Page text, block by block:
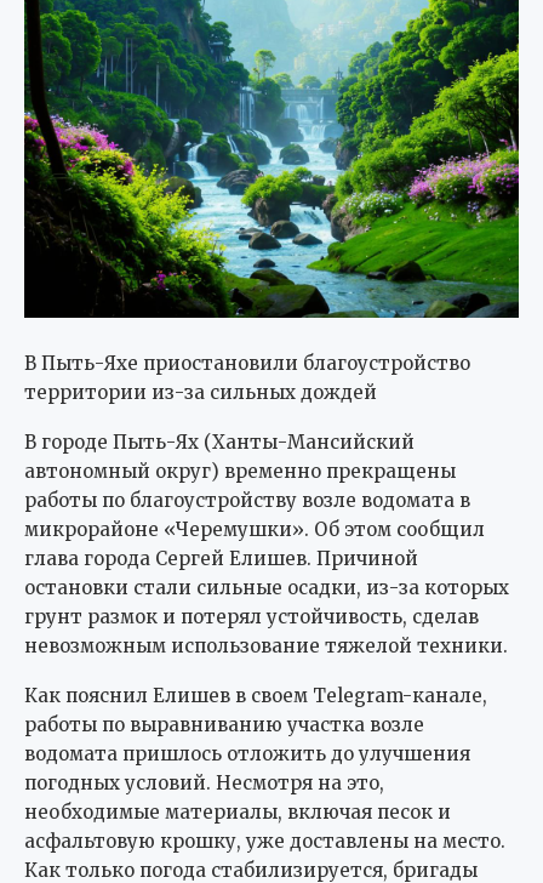
В Пыть-Яхе приостановили благоустройство
территории из-за сильных дождей
В городе Пыть-Ях (Ханты-Мансийский
автономный округ) временно прекращены
работы по благоустройству возле водомата в
микрорайоне «Черемушки». Об этом сообщил
глава города Сергей Елишев. Причиной
остановки стали сильные осадки, из-за которых
грунт размок и потерял устойчивость, сделав
невозможным использование тяжелой техники.
Как пояснил Елишев в своем Telegram-канале,
работы по выравниванию участка возле
водомата пришлось отложить до улучшения
погодных условий. Несмотря на это,
необходимые материалы, включая песок и
асфальтовую крошку, уже доставлены на место.
Как только погода стабилизируется, бригады